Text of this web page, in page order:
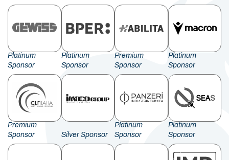
Platinum
Sponsor
Platinum
Sponsor
Premium
Sponsor
Platinum
Sponsor
Premium
Sponsor
Silver Sponsor
Platinum
Sponsor
Platinum
Sponsor